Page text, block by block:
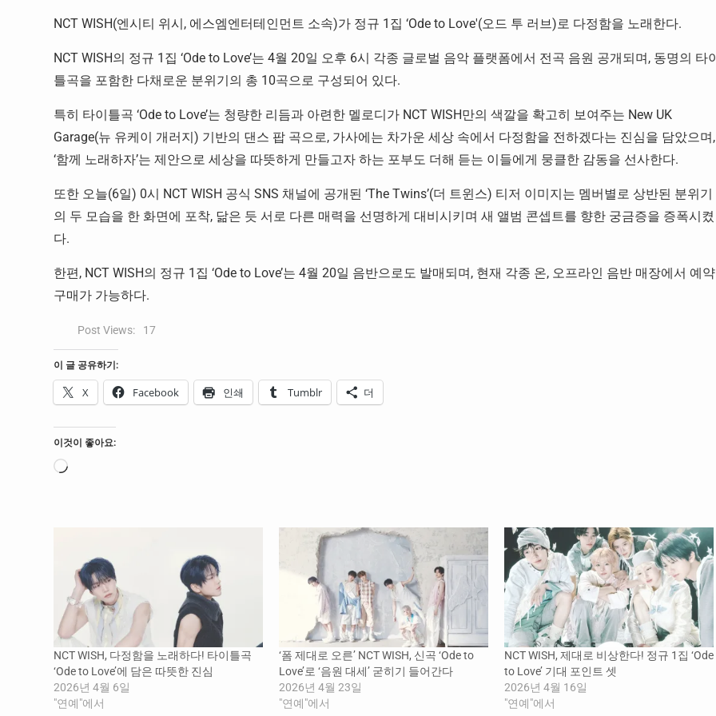
NCT WISH(엔시티 위시, 에스엠엔터테인먼트 소속)가 정규 1집 ‘Ode to Love'(오드 투 러브)로 다정함을 노래한다.
NCT WISH의 정규 1집 ‘Ode to Love’는 4월 20일 오후 6시 각종 글로벌 음악 플랫폼에서 전곡 음원 공개되며, 동명의 타
틀곡을 포함한 다채로운 분위기의 총 10곡으로 구성되어 있다.
특히 타이틀곡 ‘Ode to Love’는 청량한 리듬과 아련한 멜로디가 NCT WISH만의 색깔을 확고히 보여주는 New UK
Garage(뉴 유케이 개러지) 기반의 댄스 팝 곡으로, 가사에는 차가운 세상 속에서 다정함을 전하겠다는 진심을 담았으며,
‘함께 노래하자’는 제안으로 세상을 따뜻하게 만들고자 하는 포부도 더해 듣는 이들에게 뭉클한 감동을 선사한다.
또한 오늘(6일) 0시 NCT WISH 공식 SNS 채널에 공개된 ‘The Twins’(더 트윈스) 티저 이미지는 멤버별로 상반된 분위기
의 두 모습을 한 화면에 포착, 닮은 듯 서로 다른 매력을 선명하게 대비시키며 새 앨범 콘셉트를 향한 궁금증을 증폭시켰
다.
한편, NCT WISH의 정규 1집 ‘Ode to Love’는 4월 20일 음반으로도 발매되며, 현재 각종 온, 오프라인 음반 매장에서 예약
구매가 가능하다.
Post Views: 17
이 글 공유하기:
X Facebook 인쇄 Tumblr 더
이것이 좋아요:
로
NCT WISH, 다정함을 노래하다! 타이틀곡
‘Ode to Love’에 담은 따뜻한 진심
2026년 4월 6일
"연예"에서
‘폼 제대로 오른’ NCT WISH, 신곡 ‘Ode to
Love’로 ‘음원 대세’ 굳히기 들어간다
2026년 4월 23일
"연예"에서
NCT WISH, 제대로 비상한다! 정규 1집 ‘Ode
to Love’ 기대 포인트 셋
2026년 4월 16일
"연예"에서